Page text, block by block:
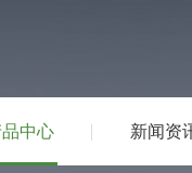
中心 新闻资